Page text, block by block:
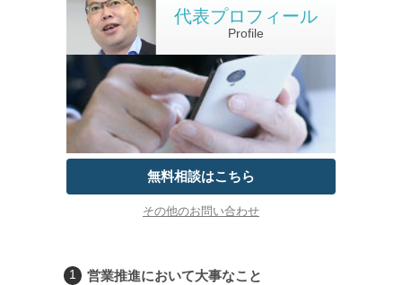
Profile
代表プロフィール
無料相談はこちら
その他のお問い合わせ
営業推進において大事なこと